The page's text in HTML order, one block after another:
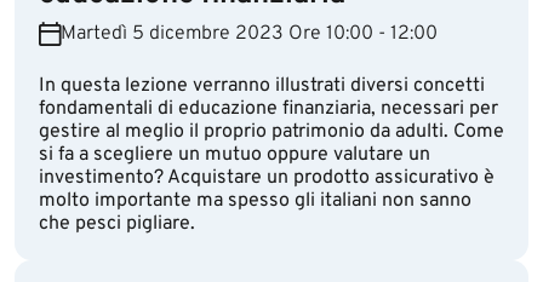
Martedì 5 dicembre 2023 Ore 10:00 - 12:00
In questa lezione verranno illustrati diversi concetti
fondamentali di educazione finanziaria, necessari per
gestire al meglio il proprio patrimonio da adulti. Come
si fa a scegliere un mutuo oppure valutare un
investimento? Acquistare un prodotto assicurativo è
molto importante ma spesso gli italiani non sanno
che pesci pigliare.